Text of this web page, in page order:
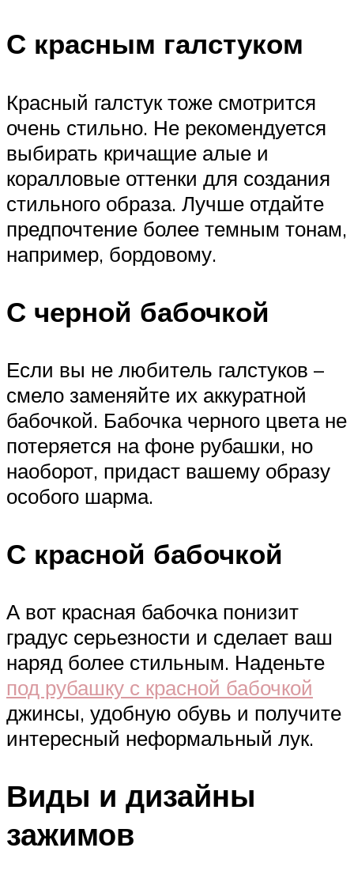
С красным галстуком
Красный галстук тоже смотрится
очень стильно. Не рекомендуется
выбирать кричащие алые и
коралловые оттенки для создания
стильного образа. Лучше отдайте
предпочтение более темным тонам,
например, бордовому.
С черной бабочкой
Если вы не любитель галстуков –
смело заменяйте их аккуратной
бабочкой. Бабочка черного цвета не
потеряется на фоне рубашки, но
наоборот, придаст вашему образу
особого шарма.
С красной бабочкой
А вот красная бабочка понизит
градус серьезности и сделает ваш
наряд более стильным. Наденьте
под рубашку с красной бабочкой
джинсы, удобную обувь и получите
интересный неформальный лук.
Виды и дизайны
зажимов